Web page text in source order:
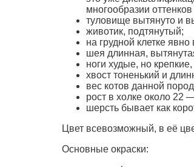
многообразии
туловище вытянуто и
животик, подтянутый;
на грудной клетке
шея длинная,
ноги худые, но
хвост тоненький и
вес котов данной
рост в холке около 22
шерсть бывает как
Цвет всевозможный, в её
Основные окраски: